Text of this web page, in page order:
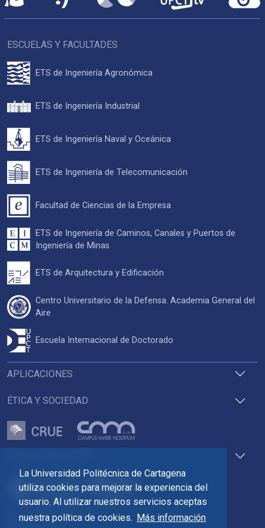
La Universidad Politécnica de Cartagena
utiliza cookies para mejorar la experiencia del
usuario. Al utilizar nuestros servicios aceptas
nuestra política de cookies. Más información
Pza. del Cronista Isidoro Valverde
Edif. La Milagrosa
APLICACIONES
ÉTICA Y SOCIEDAD
ESCUELAS Y FACULTADES
ETS de Ingeniería Agronómica
ETS de Ingeniería Industrial
ETS de Ingeniería Naval y Oceánica
ETS de Ingeniería de Telecomunicación
Facultad de Ciencias de la Empresa
ETS de Ingeniería de Caminos, Canales y Puertos de
Ingeniería de Minas
ETS de Arquitectura y Edificación
Centro Universitario de la Defensa. Academia General del
Aire
Escuela Internacional de Doctorado